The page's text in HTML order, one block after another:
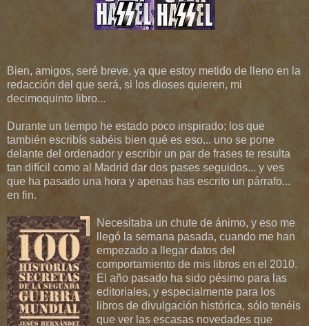
Bien, amigos, seré breve, ya que estoy metido de lleno en la
redacción del que será, si los dioses quieren, mi
decimoquinto libro...
Durante un tiempo he estado poco inspirado; los que
también escribís sabéis bien qué es eso... uno se pone
delante del ordenador y escribir un par de frases te resulta
tan difícil como al Madrid dar dos pases seguidos... y ves
que ha pasado una hora y apenas has escrito un párrafo...
en fin.
Necesitaba un chute de ánimo, y eso me
llegó la semana pasada, cuando me han
empezado a llegar datos del
comportamiento de mis libros en el 2010.
El año pasado ha sido pésimo para las
editoriales, y especialmente para los
libros de divulgación histórica, sólo tenéis
que ver las escasas novedades que